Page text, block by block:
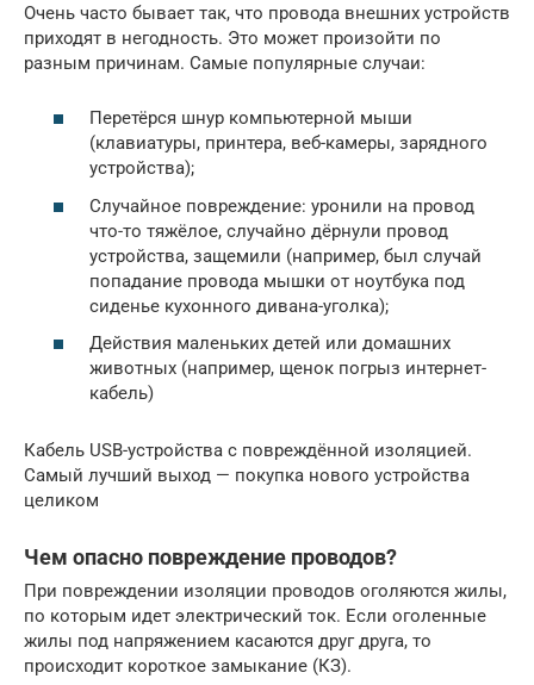
Очень часто бывает так, что провода внешних устройств
приходят в негодность. Это может произойти по
разным причинам. Самые популярные случаи:
Перетёрся шнур компьютерной мыши
(клавиатуры, принтера, веб-камеры, зарядного
устройства);
Случайное повреждение: уронили на провод
что-то тяжёлое, случайно дёрнули провод
устройства, защемили (например, был случай
попадание провода мышки от ноутбука под
сиденье кухонного дивана-уголка);
Действия маленьких детей или домашних
животных (например, щенок погрыз интернет-
кабель)
Кабель USB-устройства с повреждённой изоляцией.
Самый лучший выход — покупка нового устройства
целиком
Чем опасно повреждение проводов?
При повреждении изоляции проводов оголяются жилы,
по которым идет электрический ток. Если оголенные
жилы под напряжением касаются друг друга, то
происходит короткое замыкание (КЗ).